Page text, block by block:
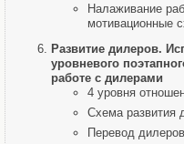
Налаживание
мотивационные
Развитие дилеров.
уровневого
работе с дилерами
4 уровня
Схема развития
Перевод